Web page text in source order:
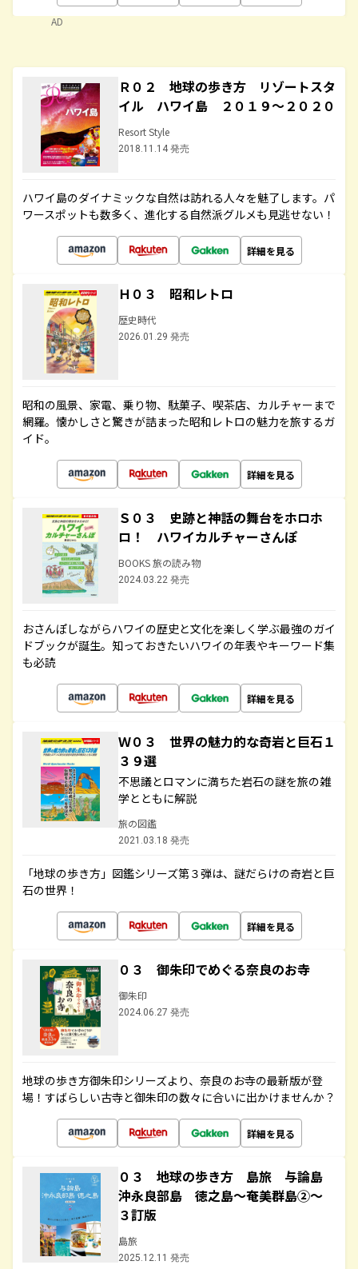
AD
Ｒ０２ 地球の歩き方 リゾートスタ
イル ハワイ島 ２０１９～２０２０
Resort Style
2018.11.14 発売
ハワイ島のダイナミックな自然は訪れる人々を魅了します。パ
ワースポットも数多く、進化する自然派グルメも見逃せない！
詳細を見る
Ｈ０３ 昭和レトロ
歴史時代
2026.01.29 発売
昭和の風景、家電、乗り物、駄菓子、喫茶店、カルチャーまで
網羅。懐かしさと驚きが詰まった昭和レトロの魅力を旅するガ
イド。
詳細を見る
Ｓ０３ 史跡と神話の舞台をホロホ
ロ！ ハワイカルチャーさんぽ
BOOKS 旅の読み物
2024.03.22 発売
おさんぽしながらハワイの歴史と文化を楽しく学ぶ最強のガイ
ドブックが誕生。知っておきたいハワイの年表やキーワード集
も必読
詳細を見る
Ｗ０３ 世界の魅力的な奇岩と巨石１
３９選
不思議とロマンに満ちた岩石の謎を旅の雑
学とともに解説
旅の図鑑
2021.03.18 発売
「地球の歩き方」図鑑シリーズ第３弾は、謎だらけの奇岩と巨
石の世界！
詳細を見る
０３ 御朱印でめぐる奈良のお寺
御朱印
2024.06.27 発売
地球の歩き方御朱印シリーズより、奈良のお寺の最新版が登
場！すばらしい古寺と御朱印の数々に合いに出かけませんか？
詳細を見る
０３ 地球の歩き方 島旅 与論島
沖永良部島 徳之島～奄美群島②～
３訂版
島旅
2025.12.11 発売